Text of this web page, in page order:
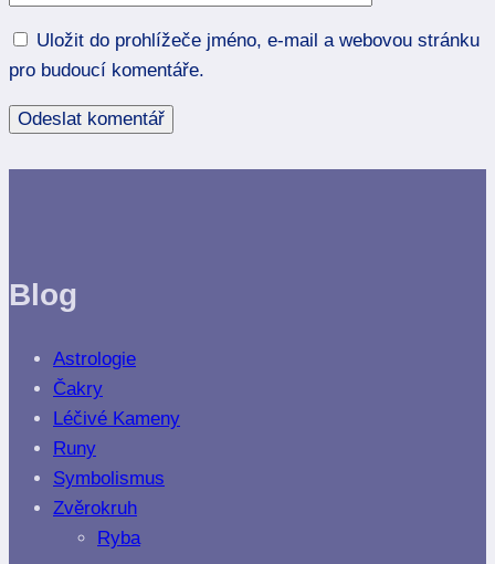
Uložit do prohlížeče jméno, e-mail a webovou stránku
pro budoucí komentáře.
Blog
Astrologie
Čakry
Léčivé Kameny
Runy
Symbolismus
Zvěrokruh
Ryba